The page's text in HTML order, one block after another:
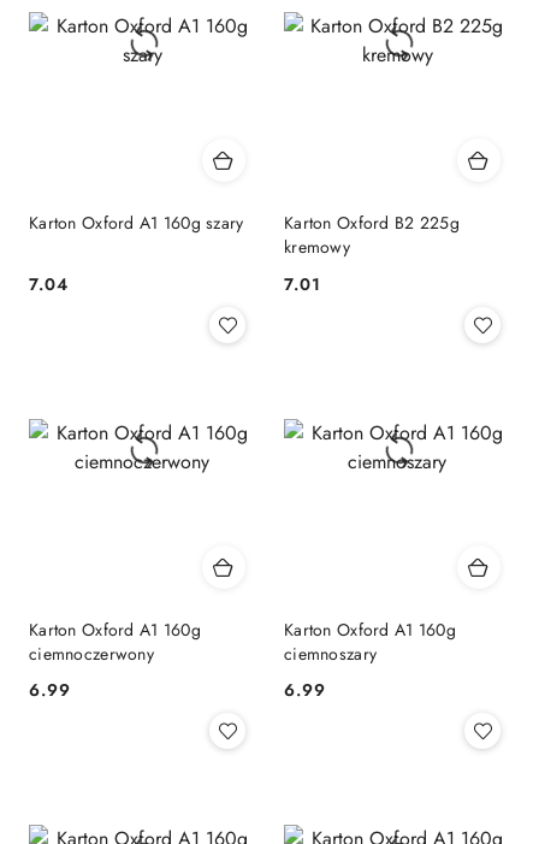
Karton Oxford A1 160g szary
Cena:
7.04
Karton Oxford B2 225g
kremowy
Cena:
7.01
Karton Oxford A1 160g
ciemnoczerwony
Cena:
6.99
Karton Oxford A1 160g
ciemnoszary
Cena:
6.99